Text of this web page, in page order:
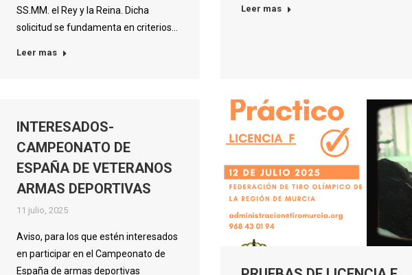
SS.MM. el Rey y la Reina. Dicha
solicitud se fundamenta en criterios…
Leer mas
Leer mas
INTERESADOS-
CAMPEONATO DE
ESPAÑA DE VETERANOS
ARMAS DEPORTIVAS
11 julio, 2025
Aviso, para los que estén interesados
en participar en el Campeonato de
España de armas deportivas